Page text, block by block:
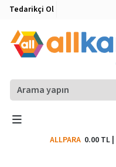
Tedarikçi Ol
ALLPARA 0.00 TL|